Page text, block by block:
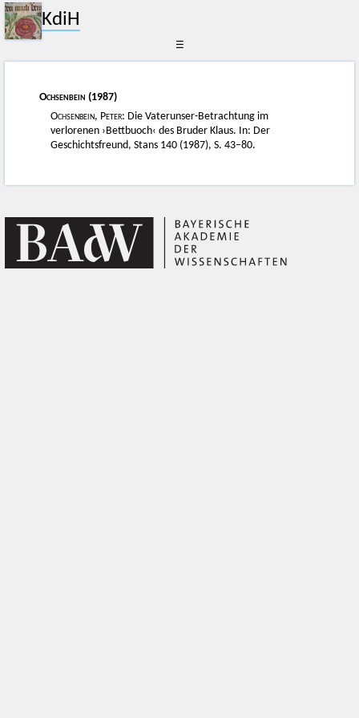
KdiH
☰
Ochsenbein (1987)
Ochsenbein, Peter: Die Vaterunser-Betrachtung im
verlorenen ›Bettbuoch‹ des Bruder Klaus. In: Der
Geschichtsfreund, Stans 140 (1987), S. 43−80.